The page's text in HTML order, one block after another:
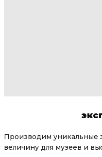
Производим уникальные
величину для музеев и